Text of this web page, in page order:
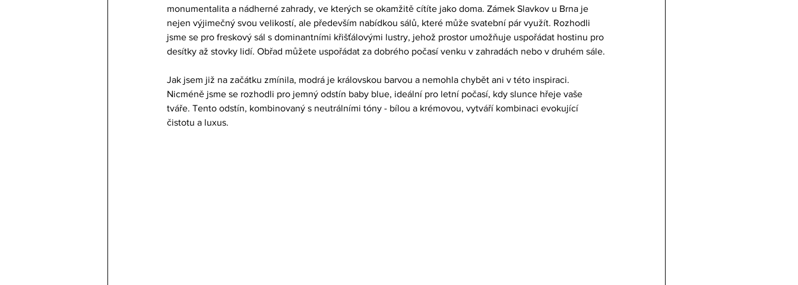
monumentalita a nádherné zahrady, ve kterých se okamžitě cítíte jako doma. Zámek Slavkov u Brna je
nejen výjimečný svou velikostí, ale především nabídkou sálů, které může svatební pár využít. Rozhodli
jsme se pro freskový sál s dominantními křišťálovými lustry, jehož prostor umožňuje uspořádat hostinu pro
desítky až stovky lidí. Obřad můžete uspořádat za dobrého počasí venku v zahradách nebo v druhém sále.
Jak jsem již na začátku zmínila, modrá je královskou barvou a nemohla chybět ani v této inspiraci.
Nicméně jsme se rozhodli pro jemný odstín baby blue, ideální pro letní počasí, kdy slunce hřeje vaše
tváře. Tento odstín, kombinovaný s neutrálními tóny - bílou a krémovou, vytváří kombinaci evokující
čistotu a luxus.